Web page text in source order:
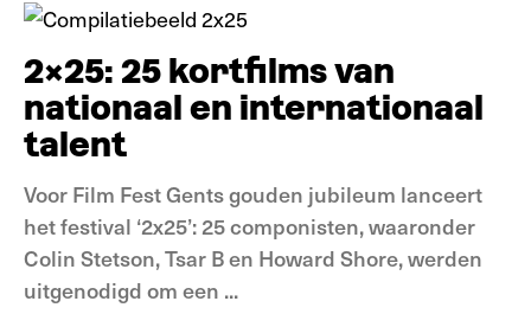
2x25: 25 kortfilms van
nationaal en internationaal
talent
Voor Film Fest Gents gouden jubileum lanceert
het festival ‘2x25’: 25 componisten, waaronder
Colin Stetson, Tsar B en Howard Shore, werden
uitgenodigd om een ...